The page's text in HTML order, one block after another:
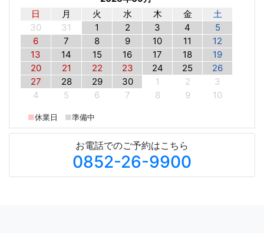
日 月 火 水 木 金
土
30
31 1 2 3 4
5
6
7 8 9 10 11
12
13
14 15 16 17 18
19
20
21 22 23 24 25
26
27
28 29 30 1 2
3
4
5 6 7 8 9 10
■休業日 ■準備中
お電話でのご予約はこちら
0852-26-9900